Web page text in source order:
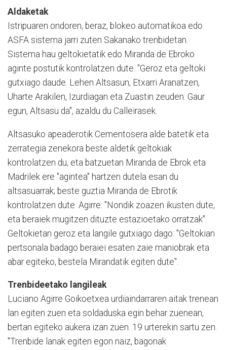
Aldaketak
Istripuaren ondoren, beraz, blokeo automatikoa edo
ASFA sistema jarri zuten Sakanako trenbidetan.
Sistema hau geltokietatik edo Miranda de Ebroko
aginte postutik kontrolatzen dute. "Geroz eta geltoki
gutxiago daude. Lehen Altsasun, Etxarri Aranatzen,
Uharte Arakilen, Izurdiagan eta Zuastin zeuden. Gaur
egun, Altsasu da", azaldu du Calleirasek.
Altsasuko apeaderotik Cementosera alde batetik eta
zerrategia zenekora beste aldetik geltokiak
kontrolatzen du, eta batzuetan Miranda de Ebrok eta
Madrilek ere "agintea" hartzen dutela esan du
altsasuarrak; beste guztia Miranda de Ebrotik
kontrolatzen dute. Agirre: "Nondik zoazen ikusten dute,
eta beraiek mugitzen dituzte estazioetako orratzak".
Geltokietan geroz eta langile gutxiago dago: "Geltokian
pertsonala badago beraiei esaten zaie maniobrak eta
abar egiteko, bestela Mirandatik egiten dute".
Trenbideetako langileak
Luciano Agirre Goikoetxea urdiaindarraren aitak trenean
lan egiten zuen eta soldaduska egin behar zuenean,
bertan egiteko aukera izan zuen. 19 urterekin sartu zen.
"Trenbide lanak egiten egon naiz, bagonak